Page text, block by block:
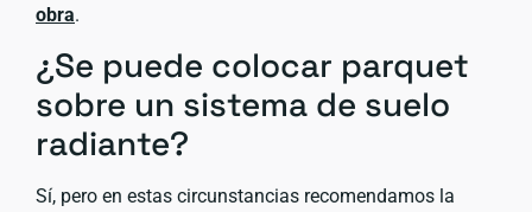
obra.
¿Se puede colocar parquet
sobre un sistema de suelo
radiante?
Sí, pero en estas circunstancias recomendamos la